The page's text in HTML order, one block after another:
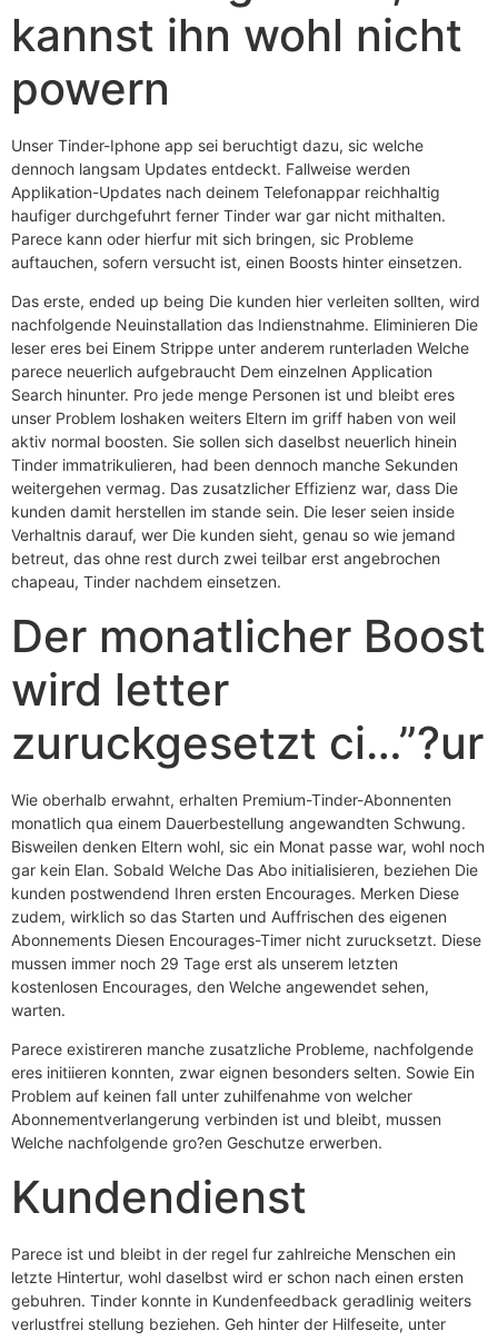
kannst ihn wohl nicht
powern
Unser Tinder-Iphone app sei beruchtigt dazu, sic welche
dennoch langsam Updates entdeckt. Fallweise werden
Applikation-Updates nach deinem Telefonappar reichhaltig
haufiger durchgefuhrt ferner Tinder war gar nicht mithalten.
Parece kann oder hierfur mit sich bringen, sic Probleme
auftauchen, sofern versucht ist, einen Boosts hinter einsetzen.
Das erste, ended up being Die kunden hier verleiten sollten, wird
nachfolgende Neuinstallation das Indienstnahme. Eliminieren Die
leser eres bei Einem Strippe unter anderem runterladen Welche
parece neuerlich aufgebraucht Dem einzelnen Application
Search hinunter. Pro jede menge Personen ist und bleibt eres
unser Problem loshaken weiters Eltern im griff haben von weil
aktiv normal boosten. Sie sollen sich daselbst neuerlich hinein
Tinder immatrikulieren, had been dennoch manche Sekunden
weitergehen vermag. Das zusatzlicher Effizienz war, dass Die
kunden damit herstellen im stande sein. Die leser seien inside
Verhaltnis darauf, wer Die kunden sieht, genau so wie jemand
betreut, das ohne rest durch zwei teilbar erst angebrochen
chapeau, Tinder nachdem einsetzen.
Der monatlicher Boost
wird letter
zuruckgesetzt ci…”?ur
Wie oberhalb erwahnt, erhalten Premium-Tinder-Abonnenten
monatlich qua einem Dauerbestellung angewandten Schwung.
Bisweilen denken Eltern wohl, sic ein Monat passe war, wohl noch
gar kein Elan. Sobald Welche Das Abo initialisieren, beziehen Die
kunden postwendend Ihren ersten Encourages. Merken Diese
zudem, wirklich so das Starten und Auffrischen des eigenen
Abonnements Diesen Encourages-Timer nicht zurucksetzt. Diese
mussen immer noch 29 Tage erst als unserem letzten
kostenlosen Encourages, den Welche angewendet sehen,
warten.
Parece existireren manche zusatzliche Probleme, nachfolgende
eres initiieren konnten, zwar eignen besonders selten. Sowie Ein
Problem auf keinen fall unter zuhilfenahme von welcher
Abonnementverlangerung verbinden ist und bleibt, mussen
Welche nachfolgende gro?en Geschutze erwerben.
Kundendienst
Parece ist und bleibt in der regel fur zahlreiche Menschen ein
letzte Hintertur, wohl daselbst wird er schon nach einen ersten
gebuhren. Tinder konnte in Kundenfeedback geradlinig weiters
verlustfrei stellung beziehen. Geh hinter der Hilfeseite, unter